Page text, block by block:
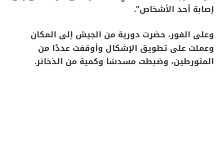
إصابة أحد الأشخاص”.
وعلى الفور، حضرت دورية من الجيش إلى المكان
وعملت على تطويق الإشكال وأوقفت عددًا من
المتورطين، وضبطت مسدسًا وكمية من الذخائر.